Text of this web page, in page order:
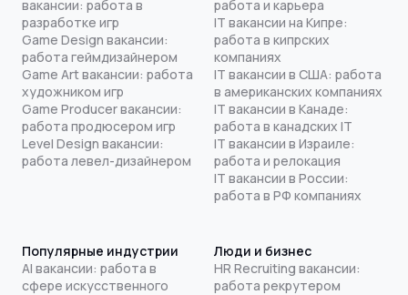
вакансии: работа в
разработке игр
Game Design вакансии:
работа геймдизайнером
Game Art вакансии: работа
художником игр
Game Producer вакансии:
работа продюсером игр
Level Design вакансии:
работа левел-дизайнером
работа и карьера
IT вакансии на Кипре:
работа в кипрских
компаниях
IT вакансии в США: работа
в американских компаниях
IT вакансии в Канаде:
работа в канадских IT
IT вакансии в Израиле:
работа и релокация
IT вакансии в России:
работа в РФ компаниях
Популярные индустрии
AI вакансии: работа в
сфере искусственного
Люди и бизнес
HR Recruiting вакансии:
работа рекрутером